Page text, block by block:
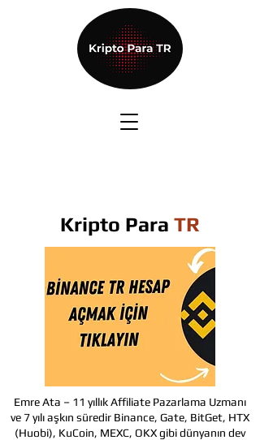
Kripto Para TR
Emre Ata – 11 yıllık Affiliate Pazarlama Uzmanı
ve 7 yılı aşkın süredir Binance, Gate, BitGet, HTX
(Huobi), KuCoin, MEXC, OKX gibi dünyanın dev